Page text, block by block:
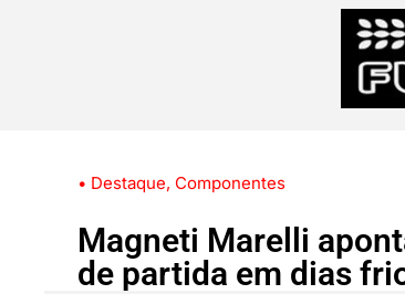
• Destaque, Componentes
Magneti Marelli
de partida em dias